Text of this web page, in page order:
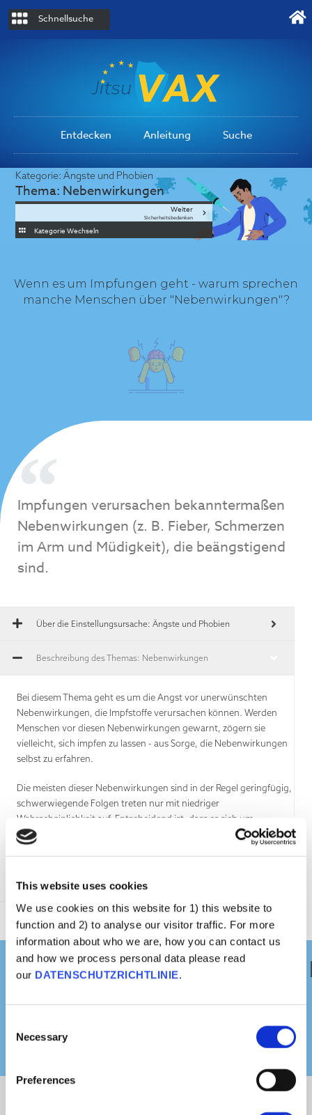
This website uses cookies
We use cookies on this website for 1) this website to
function and 2) to analyse our visitor traffic. For more
information about who we are, how you can contact us
and how we process personal data please read
our DATENSCHUTZRICHTLINIE.
Selection
Necessary
Preferences
Schnellsuche
Entdecken Anleitung Suche
Kategorie:Ängste und Phobien
Thema: Nebenwirkungen
Weiter
Sicherheitsbedenken
Kategorie Wechseln
Wenn es um Impfungen geht - warum sprechen
manche Menschen über "Nebenwirkungen"?
Impfungen verursachen bekanntermaßen
Nebenwirkungen (z. B. Fieber, Schmerzen
im Arm und Müdigkeit), die beängstigend
sind.
Über die Einstellungsursache: Ängste und Phobien
Beschreibung des Themas: Nebenwirkungen
Bei diesem Thema geht es um die Angst vor unerwünschten
Nebenwirkungen, die Impfstoffe verursachen können. Werden
Menschen vor diesen Nebenwirkungen gewarnt, zögern sie
vielleicht, sich impfen zu lassen - aus Sorge, die Nebenwirkungen
selbst zu erfahren.
Die meisten dieser Nebenwirkungen sind in der Regel geringfügig,
schwerwiegende Folgen treten nur mit niedriger
Wahrscheinlichkeit auf. Entscheidend ist, dass es sich um
Nebenwirkungen handelt, die wissenschaftlich erklärt werden
oder Müdigkeit.
Ist da was Wahres dran?
Bei einer Impfung besteht ein geringes Risiko von Nebenwirkungen, die